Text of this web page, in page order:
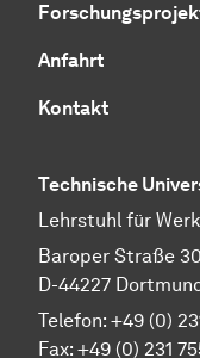
Anfahrt
Kontakt
Technische
Lehrstuhl für
Baroper Straße
D-44227 Dortmund
Telefon: +49 (0)
Fax: +49 (0) 231